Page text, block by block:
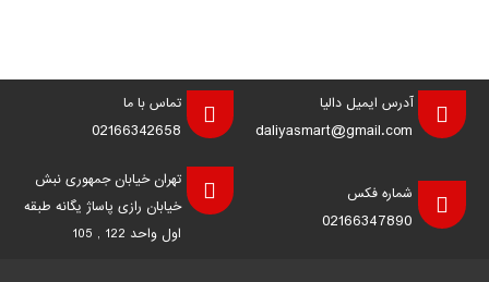
آدرس ایمیل دالیا
daliyasmart@gmail.com
تماس با ما
02166342658
شماره فکس
02166347890
تهران خیابان جمهوری نبش
خیابان رازی پاساژ یگانه طبقه
اول واحد 122 , 105